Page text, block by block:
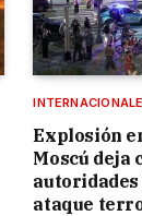
Explosión
Moscú deja
ataque